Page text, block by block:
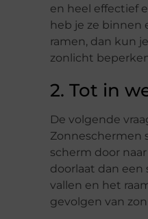
en heel effectief
heb je ze binnen
ramen, dan kun
zonlicht
2. Tot in
De volgende
Zonneschermen
scherm door
doorlaat dan een
vallen en het
gevolgen van